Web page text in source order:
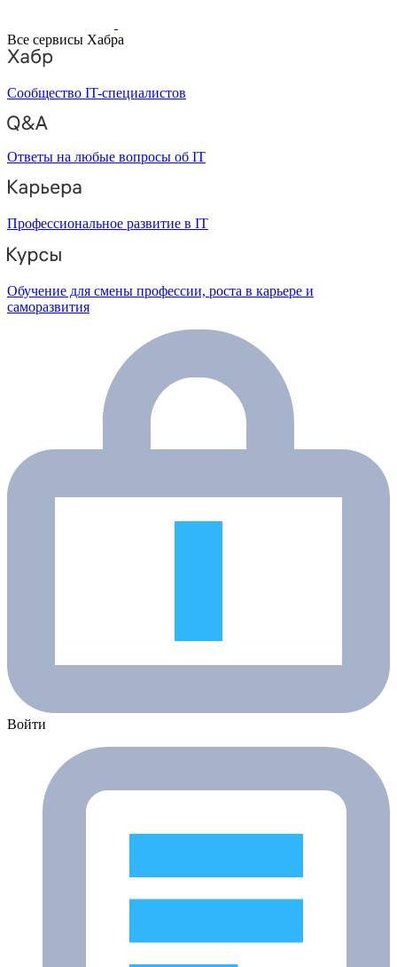
Все сервисы Хабра
Сообщество IT-специалистов
Ответы на любые вопросы об IT
Профессиональное развитие в IT
Обучение для смены профессии, роста в карьере и
саморазвития
Войти